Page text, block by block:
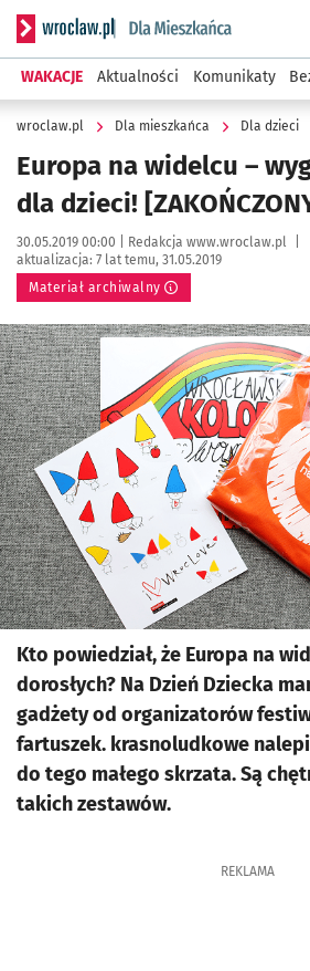
Serwis informacyjny wroclaw.pl
WAKACJE Aktualności Komunikaty
wroclaw.pl Dla mieszkańca Dla dzieci
Europa na widelcu –
dla dzieci!
Data publikacji:
30.05.2019 00:00 | Autor:
Redakcja www.wroclaw.pl
aktualizacja: 7 lat temu, 31.05.2019
Materiał archiwalny
Kliknij, aby powiększyć
Kto powiedział, że Europa na
dorosłych? Na Dzień Dziecka
gadżety od organizatorów
fartuszek. krasnoludkowe
do tego małego skrzata. Są
takich zestawów.
REKLAMA